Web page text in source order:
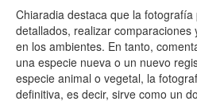
Chiaradia destaca que la
detallados, realizar
en los ambientes. En tanto,
una especie nueva o un nuevo
especie animal o vegetal, la
definitiva, es decir, sirve como un